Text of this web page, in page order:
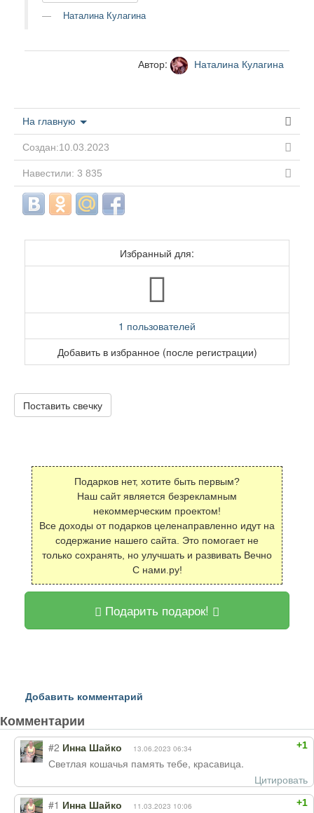
Наталина Кулагина
Автор: Наталина Кулагина
На главную
Создан:10.03.2023
Навестили: 3 835
Избранный для:
1 пользователей
Добавить в избранное (после регистрации)
Поставить свечку
Подарков нет, хотите быть первым?
Наш сайт является безрекламным
некоммерческим проектом!
Все доходы от подарков целенаправленно идут на
содержание нашего сайта. Это помогает не
только сохранять, но улучшать и развивать Вечно
С нами.ру!
Подарить подарок!
Добавить комментарий
Комментарии
+1
#2 Инна Шайко 13.06.2023 06:34
Светлая кошачья память тебе, красавица.
Цитировать
+1
#1 Инна Шайко 11.03.2023 10:06